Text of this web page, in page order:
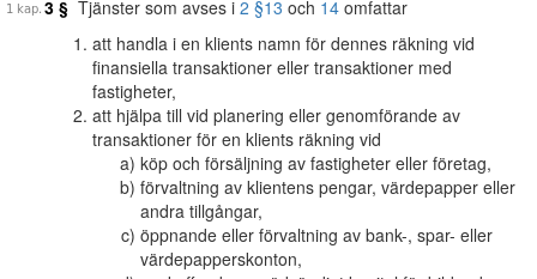
3 § Tjänster som avses i 2 §13 och 14 omfattar
att handla i en klients namn för dennes räkning vid
finansiella transaktioner eller transaktioner med
fastigheter,
att hjälpa till vid planering eller genomförande av
transaktioner för en klients räkning vid
köp och försäljning av fastigheter eller företag,
förvaltning av klientens pengar, värdepapper eller
andra tillgångar,
öppnande eller förvaltning av bank-, spar- eller
värdepapperskonton,